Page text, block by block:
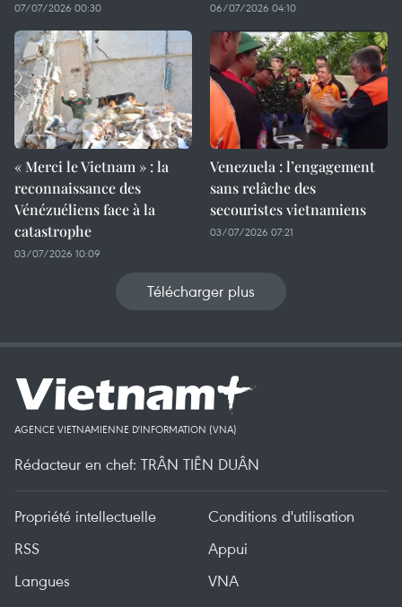
07/07/2026 00:30 06/07/2026 04:10
« Merci le Vietnam » : la
reconnaissance des
Vénézuéliens face à la
catastrophe
03/07/2026 10:09
Venezuela : l’engagement
sans relâche des
secouristes vietnamiens
03/07/2026 07:21
Télécharger plus
AGENCE VIETNAMIENNE D'INFORMATION (VNA)
Rédacteur en chef: TRÂN TIÊN DUÂN
Propriété intellectuelle
Conditions d'utilisation
RSS
Appui
Langues
VNA